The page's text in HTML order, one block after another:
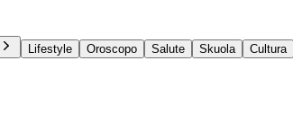
Lifestyle Oroscopo Salute Skuola Cultura